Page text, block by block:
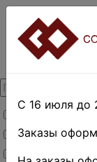
Товары со
Товары в
Новинки
С 16 июля до
Заказы